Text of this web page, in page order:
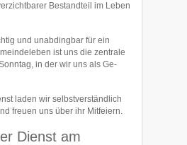
Bestandteil im Leben
und unabdingbar für ein
ist uns die zentrale
in der wir uns als Ge­
laden wir selbstverständlich
freuen uns über ihr Mitfeiern.
Dienst am